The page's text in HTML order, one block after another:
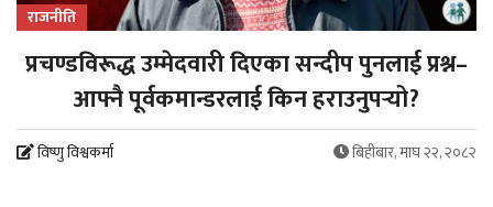
राजनीति
प्रचण्डविरूद्ध उम्मेदवारी दिएका सन्दीप पुनलाई प्रश्न–
आफ्नै पूर्वकमान्डरलाई किन हराउनुपर्‍यो?
विष्णु विश्वकर्मा बिहीबार, माघ २२, २०८२